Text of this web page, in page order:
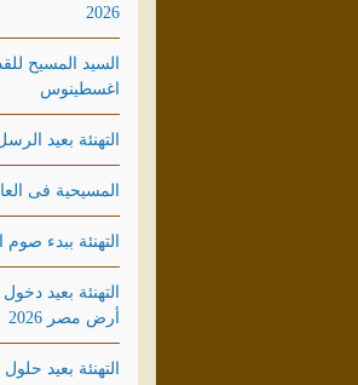
2026
السيد المسيح
اغسطينوس
التهنئة بعيد الرسل
المسيحية فى
التهنئة ببدء صوم
التهنئة بعيد
أرض مصر 2026
التهنئة بعيد